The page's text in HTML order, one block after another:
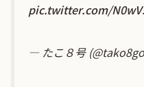
pic.twitter.com/
— たこ８号